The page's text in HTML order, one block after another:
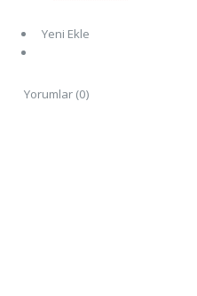
Yeni Ekle
Yorumlar (0)